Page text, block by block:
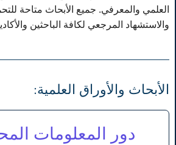
العلمي والمعرفي. جميع الأبحاث متاحة
والاستشهاد المرجعي لكافة الباحثين
الأبحاث والأوراق العلمية:
دور المعلومات